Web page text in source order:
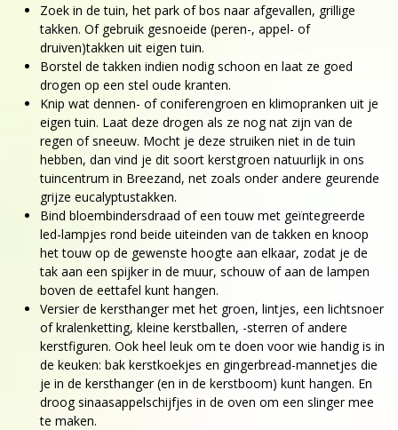
Zoek in de tuin, het park of bos naar afgevallen, grillige
takken. Of gebruik gesnoeide (peren-, appel- of
druiven)takken uit eigen tuin.
Borstel de takken indien nodig schoon en laat ze goed
drogen op een stel oude kranten.
Knip wat dennen- of coniferengroen en klimopranken uit je
eigen tuin. Laat deze drogen als ze nog nat zijn van de
regen of sneeuw. Mocht je deze struiken niet in de tuin
hebben, dan vind je dit soort kerstgroen natuurlijk in ons
tuincentrum in Breezand, net zoals onder andere geurende
grijze eucalyptustakken.
Bind bloembindersdraad of een touw met geïntegreerde
led-lampjes rond beide uiteinden van de takken en knoop
het touw op de gewenste hoogte aan elkaar, zodat je de
tak aan een spijker in de muur, schouw of aan de lampen
boven de eettafel kunt hangen.
Versier de kersthanger met het groen, lintjes, een lichtsnoer
of kralenketting, kleine kerstballen, -sterren of andere
kerstfiguren. Ook heel leuk om te doen voor wie handig is in
de keuken: bak kerstkoekjes en gingerbread-mannetjes die
je in de kersthanger (en in de kerstboom) kunt hangen. En
droog sinaasappelschijfjes in de oven om een slinger mee
te maken.